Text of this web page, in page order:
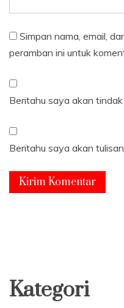
Simpan nama, email,
peramban ini untuk
Beritahu saya akan
Beritahu saya akan
Kategori